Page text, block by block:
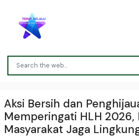
Aksi Bersih dan
Memperingati HLH 2026,
Masyarakat Jaga